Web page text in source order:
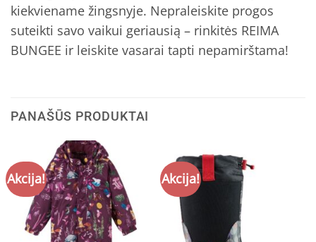
kiekviename žingsnyje. Nepraleiskite progos
suteikti savo vaikui geriausią – rinkitės REIMA
BUNGEE ir leiskite vasarai tapti nepamirštama!
PANAŠŪS PRODUKTAI
Akcija! Akcija!